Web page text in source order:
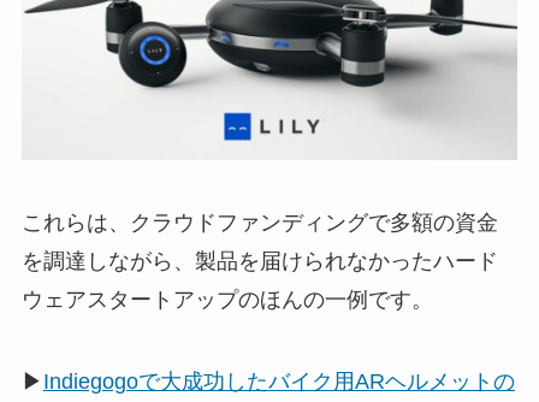
これらは、クラウドファンディングで多額の資金
を調達しながら、製品を届けられなかったハード
ウェアスタートアップのほんの一例です。
▶ Indiegogoで大成功したバイク用ARヘルメットの